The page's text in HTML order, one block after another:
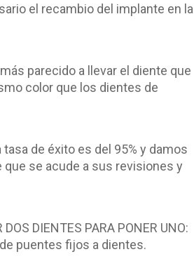
el recambio del implante en la
más parecido a llevar el diente que
color que los dientes de
tasa de éxito es del 95% y damos
que se acude a sus revisiones y
DIENTES PARA PONER UNO:
puentes fijos a dientes.